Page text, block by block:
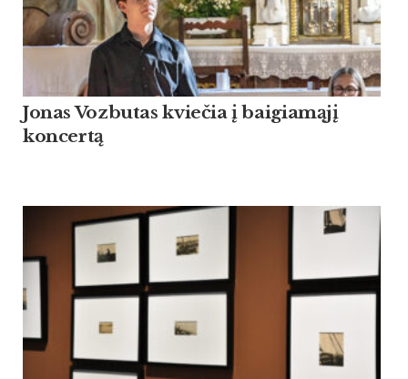
Jonas Vozbutas kviečia į baigiamąjį
koncertą